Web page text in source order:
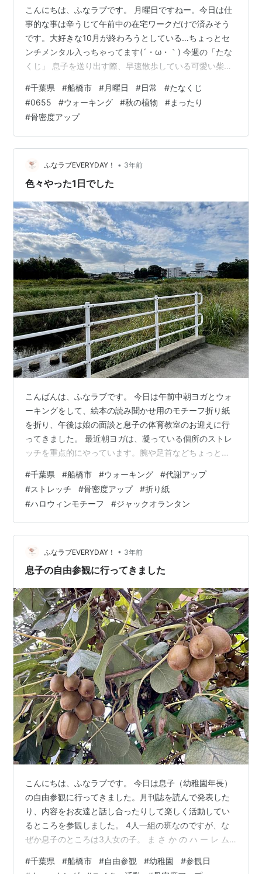
こんにちは、ふなラブです。 月曜日ですねー。今日は仕
事的な事は辛うじて午前中の在宅ワークだけで済みそう
です。大好きな10月が終わろうとしている…ちょっとセ
ンチメンタル入っちゃってます(´・ω・｀) 今週の「たな
くじ」 息子を送り出す際、早速散歩している可愛い柴犬
な挨拶を交わすことができました。いい気分♪ 「たぬく
じ」も大吉でした めっちゃ大吉って（笑）週明けから幸
先いいですね！ 今日もしっかりと朝ヨガをやり、息子が
幼稚園バスに乗ってからウォーキングに行きました。
色々と迷いましたが今日は「畑コース」に決定。小学校
の前を通って、梨畑、大根畑、人参畑…
#千葉県 #船橋市 #月曜日 #日常 #たなくじ
#0655 #ウォーキング #秋の植物 #まったり
#骨密度アップ
ふなラブEVERYDAY！ • 3年前
色々やった1日でした
こんばんは、ふなラブです。 今日は午前中朝ヨガとウォ
ーキングをして、絵本の読み聞かせ用のモチーフ折り紙
を折り、午後は娘の面談と息子の体育教室のお迎えに行
ってきました。 最近朝ヨガは、凝っている個所のストレ
ッチを重点的にやっています。腕や足首などちょっとケ
リしますね。 ウォーキングは、ずっと歩いてみたかった
「木戸川沿いの遊歩道＆松ヶ丘緑地」コースに行ってみ
ました。 川沿いの道を歩くのは気持ちいいですね。向こ
うに見えるのは古和釜消防署です 木戸川沿いの小道では
散歩、ウォーキング、ジョギングを楽しむ人とすれ違
い、川では亀がひなたぼっこしていたり、カモ…
#千葉県 #船橋市 #ウォーキング #代謝アップ
#ストレッチ #骨密度アップ #折り紙
#ハロウィンモチーフ #ジャックオランタン
ふなラブEVERYDAY！ • 3年前
息子の自由参観に行ってきました
こんにちは、ふなラブです。 今日は息子（幼稚園年長）
の自由参観に行ってきました。月刊誌を読んで発表した
り、内容をお友達と話し合ったりして楽しく活動してい
るところを参観しました。 4人一組の班なのですが、な
ぜか息子のところは3人女の子。 ま さ か の ハ ー レ ム
間もじゃんじゃん意見を述べていました。周りが見えて
#千葉県 #船橋市 #自由参観 #幼稚園 #参観日